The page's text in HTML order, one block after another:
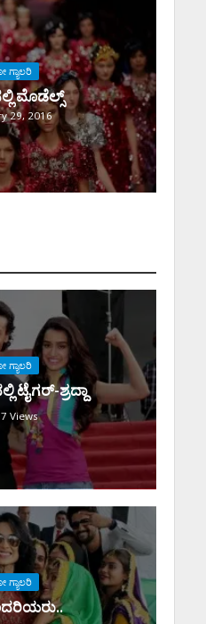
ಮೊಡೆಲ್ಸ್
29, 2016
ಟೈಗರ್-ಶ್ರದ್ದಾ
Views